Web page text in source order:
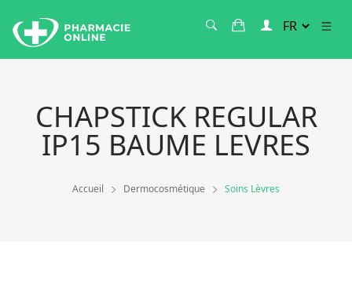
CHAPSTICK REGULAR
IP15 BAUME LEVRES
Accueil Dermocosmétique Soins Lèvres